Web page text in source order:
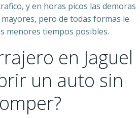
y en horas picos las demoras
pero de todas formas le
menores tiempos posibles.
en Jaguel
un auto sin